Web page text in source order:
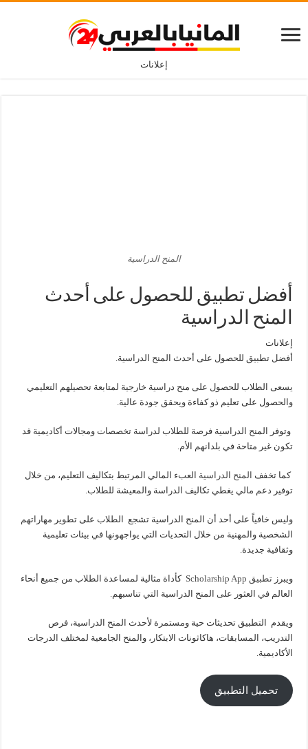
إعلانات
المنح الدراسية
أفضل تطبيق للحصول على أحدث
المنح الدراسية
إعلانات
أفضل تطبيق للحصول على أحدث المنح الدراسية.
يسعى الطلاب للحصول على منح دراسية خارجية لمتابعة تحصيلهم التعليمي
والحصول على تعليم ذو كفاءة ويحقق جودة عالية.
وتوفر المنح الدراسية فرصة للطلاب لدراسة تخصصات ومجالات أكاديمية قد
تكون غير متاحة في بلدانهم الأم.
كما تخفف المنح الدراسية العبء المالي المرتبط بتكاليف التعليم، من خلال
توفير دعم مالي يغطي تكاليف الدراسة والمعيشة للطلاب.
وليس خافياً على أحد أن المنح الدراسية تشجع الطلاب على تطوير مهاراتهم
الشخصية والمهنية من خلال التحديات التي يواجهونها في بيئات تعليمية
وثقافية جديدة.
ويبرزتطبيق Scholarship App
كأداة مثالية لمساعدة الطلاب من جميع أنحاء
العالم في العثور على المنح الدراسية التي تناسبهم.
ويقدم التطبيق تحديثات حية ومستمرة لأحدث المنح الدراسية، فرص
التدريب، المسابقات، هاكاثونات الابتكار، والمنح الجامعية لمختلف الدرجات
الأكاديمية.
تحميل التطبيق